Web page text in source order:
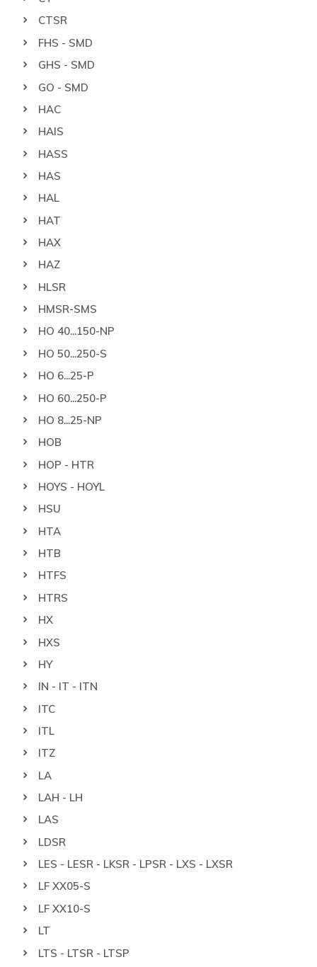
CTSR
FHS - SMD
GHS - SMD
GO - SMD
HAC
HAIS
HASS
HAS
HAL
HAT
HAX
HAZ
HLSR
HMSR-SMS
HO 40...150-NP
HO 50...250-S
HO 6...25-P
HO 60...250-P
HO 8...25-NP
HOB
HOP - HTR
HOYS - HOYL
HSU
HTA
HTB
HTFS
HTRS
HX
HXS
HY
IN - IT - ITN
ITC
ITL
ITZ
LA
LAH - LH
LAS
LDSR
LES - LESR - LKSR - LPSR - LXS - LXSR
LF XX05-S
LF XX10-S
LT
LTS - LTSR - LTSP